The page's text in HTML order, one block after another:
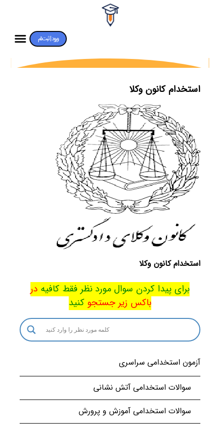
ورود | ثبت‌نام
استخدام کانون وکلا
استخدام کانون وکلا
برای پیدا کردن سوال مورد نظر فقط کافیه در
باکس زیر جستجو کنید
آزمون استخدامی سراسری
سوالات استخدامی آتش نشانی
سوالات استخدامی آموزش و پرورش